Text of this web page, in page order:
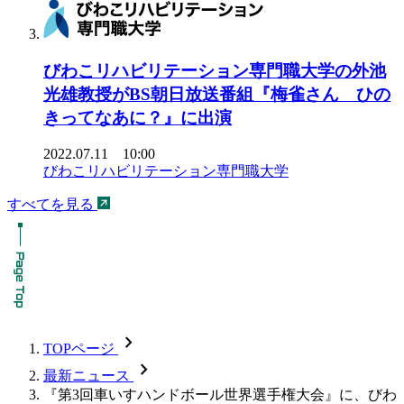
びわこリハビリテーション専門職大学の外池
光雄教授がBS朝日放送番組『梅雀さん ひの
きってなあに？』に出演
2022.07.11 10:00
びわこリハビリテーション専門職大学
すべてを見る
TOPページ chevron_forward
最新ニュース chevron_forward
『第3回車いすハンドボール世界選手権大会』に、びわ